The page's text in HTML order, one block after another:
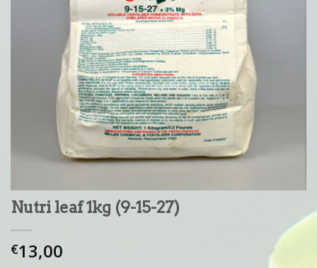
Nutri leaf 1kg (9-15-27)
€13,00